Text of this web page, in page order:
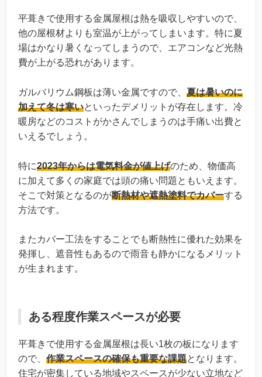
平葺きで使用する金属屋根は熱を吸収しやすいので、
他の屋根材よりも室温が上がってしまいます。特に夏
場はかなり暑くなってしまうので、エアコンなど光熱
費が上がる恐れがあります。
ガルバリウム鋼板は薄い金属ですので、 夏は暑いのに
加えて冬は寒いといったデメリットが存在します。冷
暖房などのコストがかさんでしまうのは手痛い出費と
いえるでしょう。
特に2023年からは電気料金が値上げのため、物価高
に加えて多くの家庭では頭の痛い問題ともいえます。
そこで対策となるのが断熱材や遮熱塗料でカバーする
方法です。
またカバー工法をすることでも断熱性に優れた効果を
発揮し、遮音性もあるので雨音も静かになるメリット
が生まれます。
ある程度作業スペースが必要
平葺きで使用する金属屋根は長い1枚の板になります
ので、 作業スペースの確保も重要な課題となります。
住宅が密集している地域やスペースが少ない立地など